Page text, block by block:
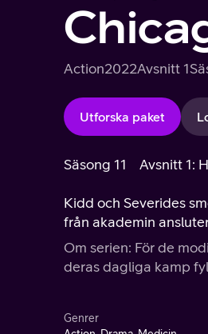
Action2022Avsnitt 1
Utforska paket
Säsong 11 Avsnitt 1:
Kidd och Severides
från akademin
Om serien: För de
deras dagliga kamp
Genrer